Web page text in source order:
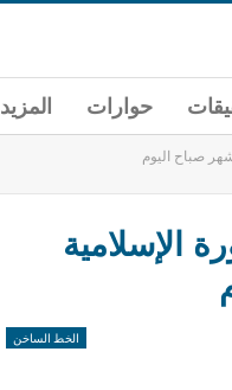
حوارات المزيد
صباح اليوم
الإسلامية
الخط الساخن